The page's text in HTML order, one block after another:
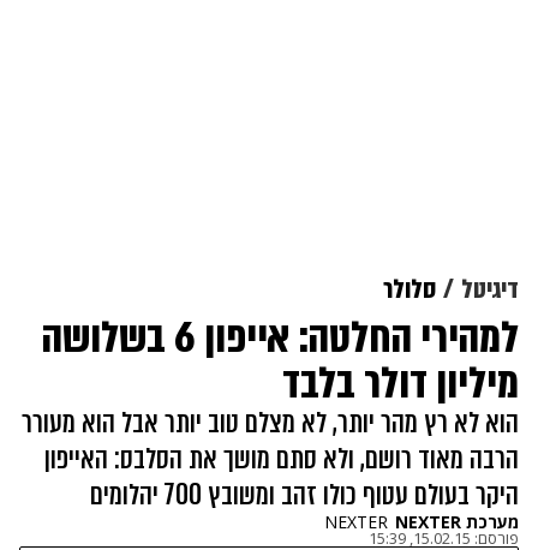
דיגיטל סלולר
למהירי החלטה: אייפון 6 בשלושה
מיליון דולר בלבד
הוא לא רץ מהר יותר, לא מצלם טוב יותר אבל הוא מעורר
הרבה מאוד רושם, ולא סתם מושך את הסלבס: האייפון
היקר בעולם עטוף כולו זהב ומשובץ 700 יהלומים
מערכת NEXTER NEXTER
פורסם: 15.02.15, 15:39